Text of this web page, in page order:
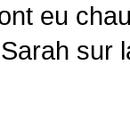
eu
sur